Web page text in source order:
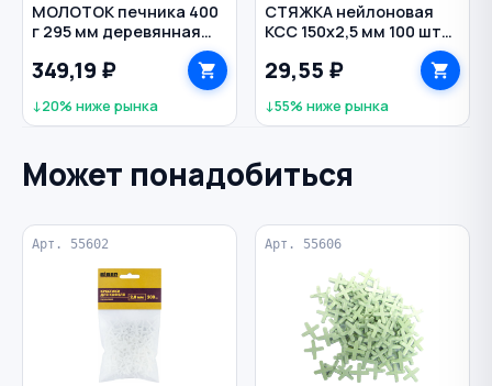
МОЛОТОК печника 400
г 295 мм деревянная
349,19 ₽
↓20% ниже рынка
СТЯЖКА нейлоновая
КСС 150х2,5 мм 100 шт
29,55 ₽
↓55% ниже рынка
Может понадобиться
Арт. 55602 Арт. 55606